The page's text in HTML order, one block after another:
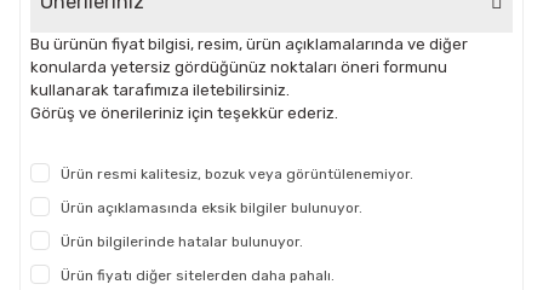
Bu ürünün fiyat bilgisi, resim, ürün açıklamalarında ve diğer
konularda yetersiz gördüğünüz noktaları öneri formunu
kullanarak tarafımıza iletebilirsiniz.
Görüş ve önerileriniz için teşekkür ederiz.
Ürün resmi kalitesiz, bozuk veya görüntülenemiyor.
Ürün açıklamasında eksik bilgiler bulunuyor.
Ürün bilgilerinde hatalar bulunuyor.
Ürün fiyatı diğer sitelerden daha pahalı.